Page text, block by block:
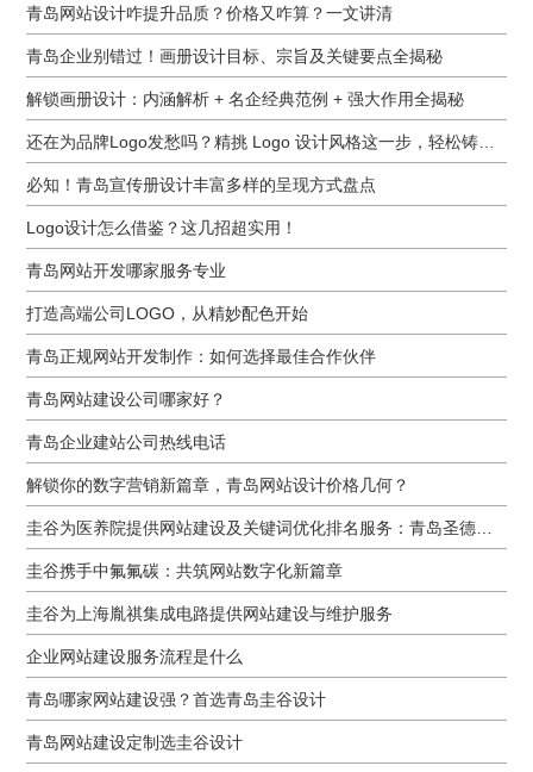
青岛网站设计咋提升品质？价格又咋算？一文讲清
青岛企业别错过！画册设计目标、宗旨及关键要点全揭秘
解锁画册设计：内涵解析 + 名企经典范例 + 强大作用全揭秘
必知！青岛宣传册设计丰富多样的呈现方式盘点
Logo设计怎么借鉴？这几招超实用！
青岛网站开发哪家服务专业
打造高端公司LOGO，从精妙配色开始
青岛正规网站开发制作：如何选择最佳合作伙伴
青岛网站建设公司哪家好？
青岛企业建站公司热线电话
解锁你的数字营销新篇章，青岛网站设计价格几何？
圭谷携手中氟氟碳：共筑网站数字化新篇章
圭谷为上海胤祺集成电路提供网站建设与维护服务
企业网站建设服务流程是什么
青岛哪家网站建设强？首选青岛圭谷设计
青岛网站建设定制选圭谷设计